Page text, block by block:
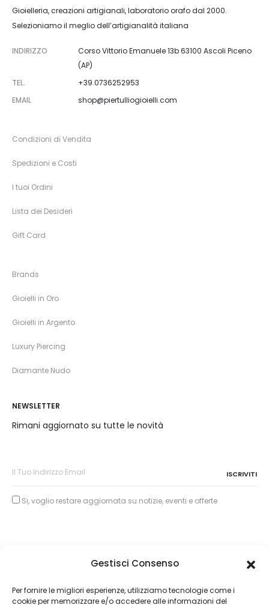
Gestisci Consenso
Per fornire le migliori esperienze, utilizziamo tecnologie come i
cookie per memorizzare e/o accedere alle informazioni del
Gioielleria, creazioni artigianali, laboratorio orafo dal 2000.
Selezioniamo il meglio dell’artigianalità italiana
INDIRIZZO
Corso Vittorio Emanuele 13b 63100 Ascoli Piceno
(AP)
TEL.
+39.0736252953
EMAIL
shop@piertulliogioielli.com
Condizioni di Vendita
Spedizioni e Costi
I tuoi Ordini
Lista dei Desideri
Gift Card
Brands
Gioielli in Oro
Gioielli in Argento
Luxury Piercing
Diamante Nudo
NEWSLETTER
Rimani aggiornato su tutte le novità
Si, voglio restare aggiornata su notizie, eventi e offerte